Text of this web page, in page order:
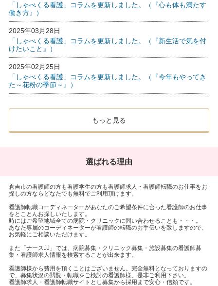
「しゃべくる看護」コラムを更新しました。（『心も体も満たす
働き方』）
2025年03月28日
「しゃべくる看護」コラムを更新しました。（『新生活で気を付
けたいこと』）
2025年02月25日
「しゃべくる看護」コラムを更新しました。（『今年もやってき
た～花粉の季節～』）
もっと見る
選ばれる理由
倉吉市の看護師の方も看護学生の方も看護師求人・看護師転職のお仕事をお
探しの方ならどなたでも無料でご利用頂けます。
看護師転職コーディネーターがあなたのご希望条件に合った看護師のお仕事
をとことんお探しいたします。
時にはご希望地域全ての病院・クリニックに問い合わせることも・・・。
あなた専属のコーディネーターが看護師の転職のお手伝いを致しますので、
お気軽にご相談いただけます。
また「ナースJJ」では、病院募集・クリニック募集・施設募集の看護師募
集・看護師求人情報を検索することが出来ます。
看護師様から費用を頂くことはございません。完全無料となっておりますの
で、募集状況の閲覧・転職をご検討の看護師様、是非ご利用下さい。
看護師求人・看護師転職サイトとし募集から採用まで安心・信頼です。